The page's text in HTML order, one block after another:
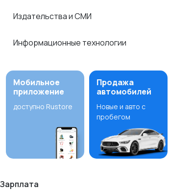
Издательства и СМИ
Информационные технологии
Мобильное
приложение
доступно Rustore
Продажа
автомобилей
Новые и авто с
пробегом
Зарплата